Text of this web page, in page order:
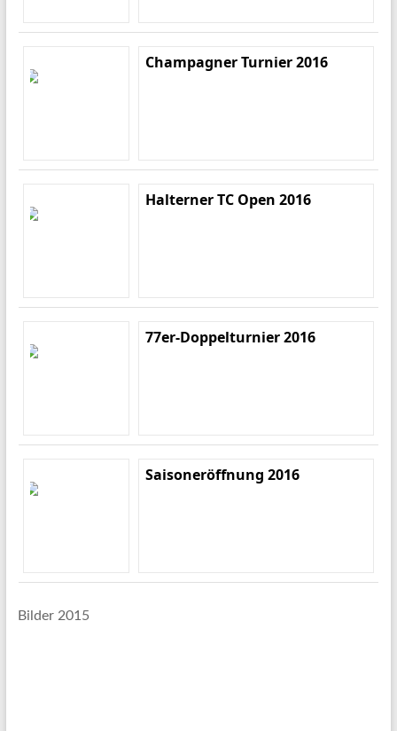
Champagner Turnier 2016
Halterner TC Open 2016
77er-Doppelturnier 2016
Saisoneröffnung 2016
Bilder 2015